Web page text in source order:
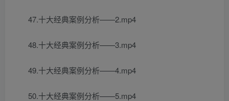
47.十大经典案例分析——2.mp4
48.十大经典案例分析——3.mp4
49.十大经典案例分析——4.mp4
50.十大经典案例分析——5.mp4